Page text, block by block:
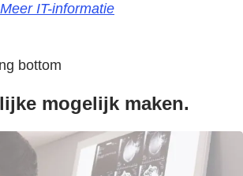
IT-informatie
bottom
mogelijk maken.